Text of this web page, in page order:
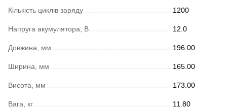
Кількість циклів заряду 1200
Напруга акумулятора, В 12.0
Довжина, мм 196.00
Ширина, мм 165.00
Висота, мм 173.00
Вага, кг 11.80